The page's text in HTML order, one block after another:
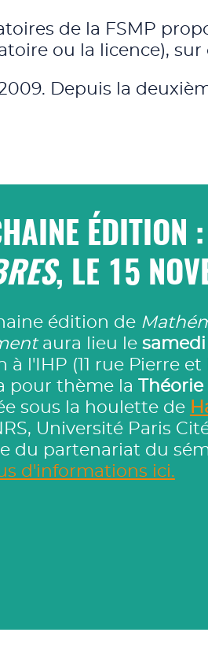
de la FSMP
ou la licence), sur
Depuis la
ÉDITION :
, LE 15
édition de
aura lieu le samedi
à l'IHP (11 rue Pierre
pour thème la
sous la houlette de
Université Paris
du partenariat du
d'informations ici.